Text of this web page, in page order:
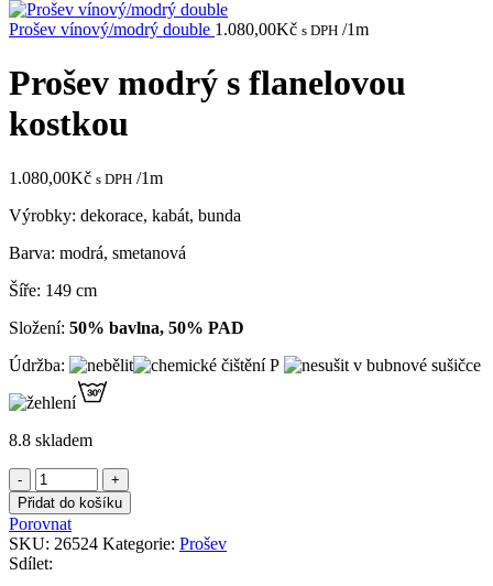
Prošev vínový/modrý double 1.080,00Kč s DPH /1m
Prošev modrý s flanelovou
kostkou
1.080,00Kč s DPH /1m
Výrobky: dekorace, kabát, bunda
Barva: modrá, smetanová
Šíře: 149 cm
Složení: 50% bavlna, 50% PAD
Údržba:
8.8 skladem
Prošev
modrý
s
flanelovou
kostkou
množství
Přidat do košíku
Porovnat
SKU: 26524 Kategorie: Prošev
Sdílet: